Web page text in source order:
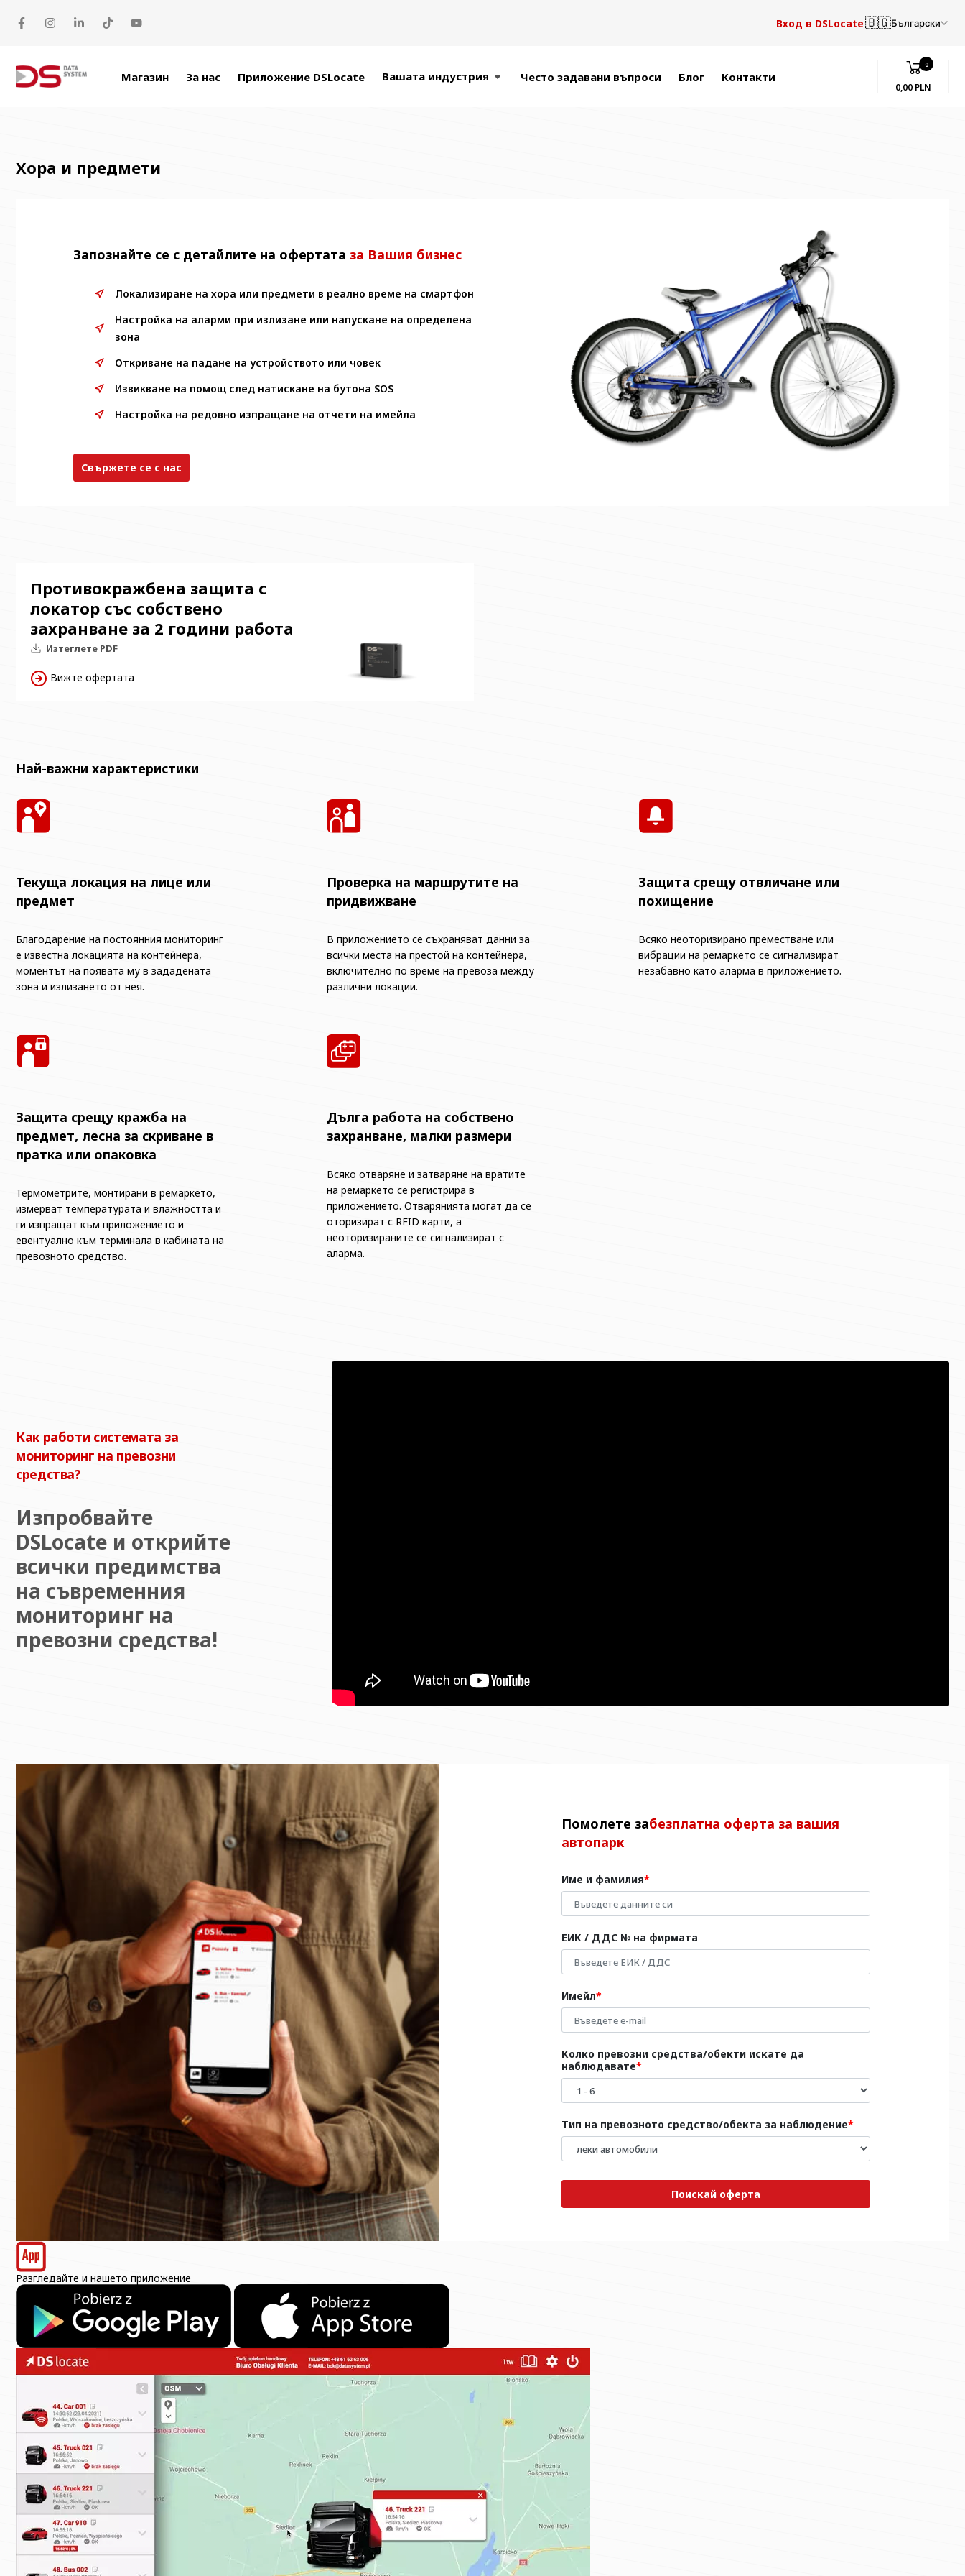
Вход в DSLocate🇧🇬Български
Магазин За нас Приложение DSLocate Вашата индустрия Често задавани въпроси Блог Контакти
0
0,00 PLN
Хора и предмети
Запознайте се с детайлите на офертата за Вашия бизнес
Локализиране на хора или предмети в реално време на смартфон
Настройка на аларми при излизане или напускане на определена
зона
Откриване на падане на устройството или човек
Извикване на помощ след натискане на бутона SOS
Настройка на редовно изпращане на отчети на имейла
Свържете се с нас
Противокражбена защита с
локатор със собствено
захранване за 2 години работа
Изтеглете PDF
Вижте офертата
Най-важни характеристики
Текуща локация на лице или
предмет
Благодарение на постоянния мониторинг
е известна локацията на контейнера,
моментът на появата му в зададената
зона и излизането от нея.
Проверка на маршрутите на
придвижване
В приложението се съхраняват данни за
всички места на престой на контейнера,
включително по време на превоза между
различни локации.
Защита срещу отвличане или
похищение
Всяко неоторизирано преместване или
вибрации на ремаркето се сигнализират
незабавно като аларма в приложението.
Защита срещу кражба на
предмет, лесна за скриване в
пратка или опаковка
Термометрите, монтирани в ремаркето,
измерват температурата и влажността и
ги изпращат към приложението и
евентуално към терминала в кабината на
превозното средство.
Дълга работа на собствено
захранване, малки размери
Всяко отваряне и затваряне на вратите
на ремаркето се регистрира в
приложението. Отварянията могат да се
оторизират с RFID карти, а
неоторизираните се сигнализират с
аларма.
Как работи системата за
мониторинг на превозни
средства?
Изпробвайте
DSLocate и открийте
всички предимства
на съвременния
мониторинг на
превозни средства!
Помолете забезплатна оферта за вашия
автопарк
Име и фамилия
ЕИК / ДДС № на фирмата
Имейл
Колко превозни средства/обекти искате да
наблюдавате
Тип на превозното средство/обекта за наблюдение
Поискай оферта
Разгледайте и нашето приложение